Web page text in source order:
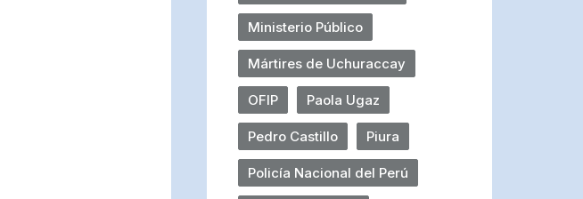
Ministerio Público
Mártires de Uchuraccay
OFIP Paola Ugaz
Pedro Castillo Piura
Policía Nacional del Perú